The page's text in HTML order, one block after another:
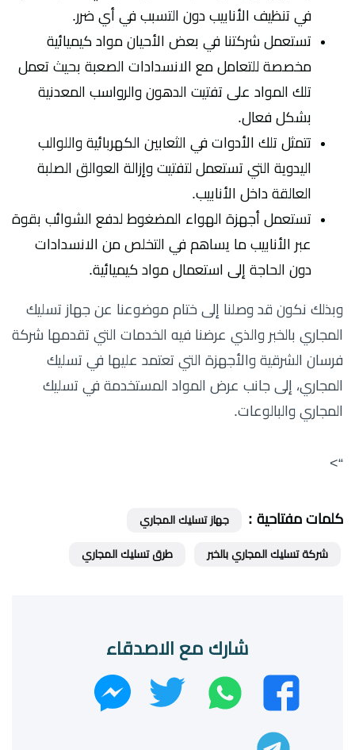
في تنظيف الأنابيب دون التسبب في أي ضرر.
تستعمل شركتنا في بعض الأحيان مواد كيميائية
مخصصة للتعامل مع الانسدادات الصعبة بحيث تعمل
تلك المواد على تفتيت الدهون والرواسب المعدنية
بشكل فعال.
تتمثل تلك الأدوات في الثعابين الكهربائية واللوالب
اليدوية التي تستعمل لتفتيت وإزالة العوالق الصلبة
العالقة داخل الأنابيب.
تستعمل أجهزة الهواء المضغوط لدفع الشوائب بقوة
عبر الأنابيب ما يساهم في التخلص من الانسدادات
دون الحاجة إلى استعمال مواد كيميائية.
وبذلك نكون قد وصلنا إلى ختام موضوعنا عن جهاز تسليك
المجاري بالخبر والذي عرضنا فيه الخدمات التي تقدمها شركة
فرسان الشرقية والأجهزة التي تعتمد عليها في تسليك
المجاري، إلى جانب عرض المواد المستخدمة في تسليك
المجاري والبالوعات.
“>
كلمات مفتاحية : جهاز تسليك المجاري
شركة تسليك المجاري بالخبر طرق تسليك المجاري
شارك مع الاصدقاء
فيسبوك
واتساب تويتر